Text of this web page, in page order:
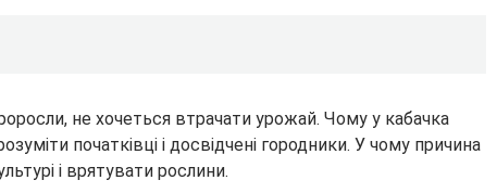
не хочеться втрачати урожай. Чому у кабачка
початківці і досвідчені городники. У чому причина
і врятувати рослини.